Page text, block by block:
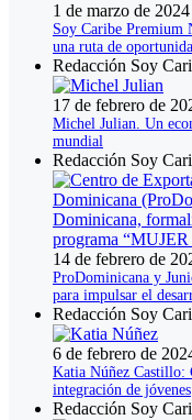
1 de marzo de 2024
Soy Caribe Premium
una ruta de
Redacción Soy
17 de febrero de
Michel Julian. Un
mundial
Redacción Soy
14 de febrero de
ProDominicana y
para impulsar el
Redacción Soy
6 de febrero de
Katia Núñez Castillo:
integración de jóvenes
Redacción Soy